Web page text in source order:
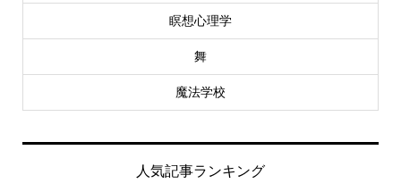
瞑想心理学
舞
魔法学校
人気記事ランキング